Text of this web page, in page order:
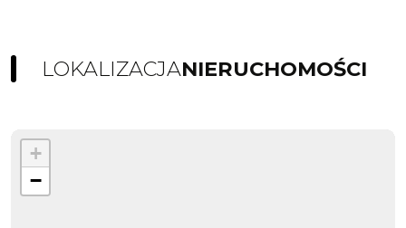
LOKALIZACJANIERUCHOMOŚCI
+
−